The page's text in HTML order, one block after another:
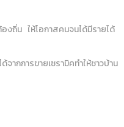
งถิ่น ให้โอกาสคนจนได้มีรายได้
ากการขายเซรามิคทำให้ชาวบ้าน